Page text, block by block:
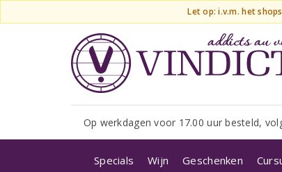
Let op: i.v.m. het
Op werkdagen voor 17.00 uur besteld,
Specials Wijn Geschenken